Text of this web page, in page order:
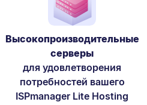
Высокопроизводительные
серверы
для удовлетворения
потребностей вашего
ISPmanager Lite Hosting